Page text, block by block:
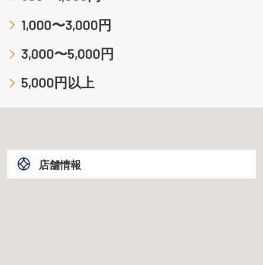
1,000〜3,000円
3,000〜5,000円
5,000円以上
店舗情報